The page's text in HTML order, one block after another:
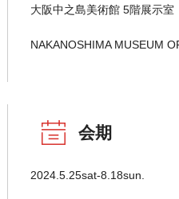
大阪中之島美術館 5階展示室
NAKANOSHIMA MUSEUM
会期
2024.5.25sat-8.18sun.